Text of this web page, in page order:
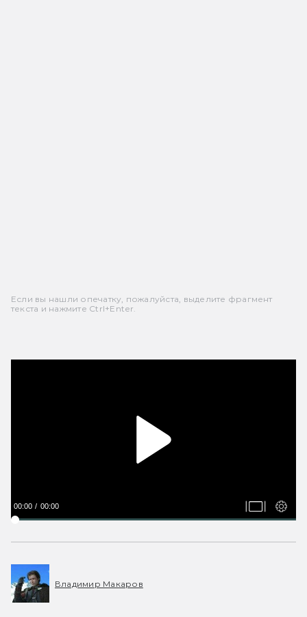
Если вы нашли опечатку, пожалуйста, выделите фрагмент
текста и нажмите Ctrl+Enter.
00:00 00:00
Владимир Макаров